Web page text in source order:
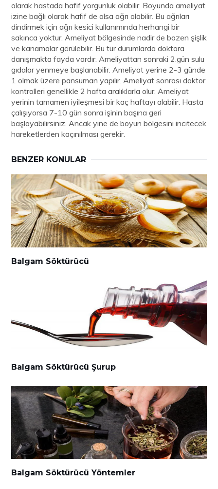
olarak hastada hafif yorgunluk olabilir. Boyunda ameliyat
izine bağlı olarak hafif de olsa ağrı olabilir. Bu ağrıları
dindirmek için ağrı kesici kullanımında herhangi bir
sakınca yoktur. Ameliyat bölgesinde nadir de bazen şişlik
ve kanamalar görülebilir. Bu tür durumlarda doktora
danışmakta fayda vardır. Ameliyattan sonraki 2.gün sulu
gıdalar yenmeye başlanabilir. Ameliyat yerine 2-3 günde
1 olmak üzere pansuman yapılır. Ameliyat sonrası doktor
kontrolleri genellikle 2 hafta aralıklarla olur. Ameliyat
yerinin tamamen iyileşmesi bir kaç haftayı alabilir. Hasta
çalışıyorsa 7-10 gün sonra işinin başına geri
başlayabilirsiniz. Ancak yine de boyun bölgesini incitecek
hareketlerden kaçınılması gerekir.
BENZER KONULAR
Balgam Söktürücü
Balgam Söktürücü Şurup
Balgam Söktürücü Yöntemler